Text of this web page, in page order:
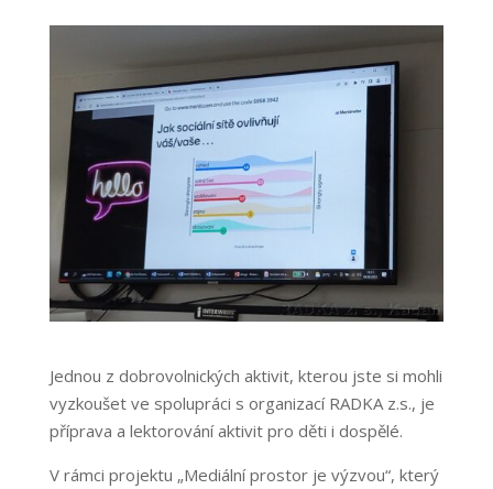
Jednou z dobrovolnických aktivit, kterou jste si mohli
vyzkoušet ve spolupráci s organizací RADKA z.s., je
příprava a lektorování aktivit pro děti i dospělé.
V rámci projektu „Mediální prostor je výzvou“, který